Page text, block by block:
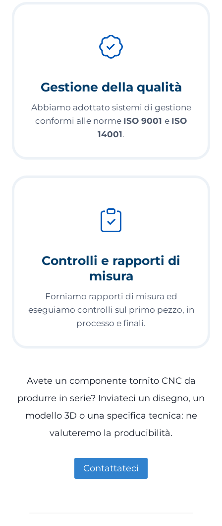
Gestione della qualità
Abbiamo adottato sistemi di gestione
conformi alle norme ISO 9001 e ISO
14001.
Controlli e rapporti di
misura
Forniamo rapporti di misura ed
eseguiamo controlli sul primo pezzo, in
processo e finali.
Avete un componente tornito CNC da
produrre in serie? Inviateci un disegno, un
modello 3D o una specifica tecnica: ne
valuteremo la producibilità.
Contattateci